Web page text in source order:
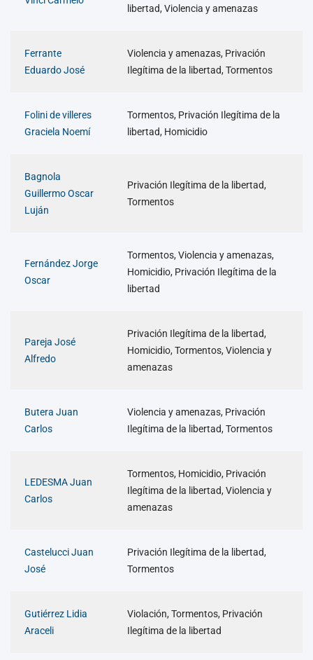
libertad, Violencia y amenazas
Ferrante
Eduardo José
Violencia y amenazas, Privación
Ilegítima de la libertad, Tormentos
Folini de villeres
Graciela Noemí
Tormentos, Privación Ilegítima de la
libertad, Homicidio
Bagnola
Guillermo Oscar
Luján
Privación Ilegítima de la libertad,
Tormentos
Fernández Jorge
Oscar
Tormentos, Violencia y amenazas,
Homicidio, Privación Ilegítima de la
libertad
Pareja José
Alfredo
Privación Ilegítima de la libertad,
Homicidio, Tormentos, Violencia y
amenazas
Butera Juan
Carlos
Violencia y amenazas, Privación
Ilegítima de la libertad, Tormentos
LEDESMA Juan
Carlos
Tormentos, Homicidio, Privación
Ilegítima de la libertad, Violencia y
amenazas
Castelucci Juan
José
Privación Ilegítima de la libertad,
Tormentos
Gutiérrez Lidia
Araceli
Violación, Tormentos, Privación
Ilegítima de la libertad